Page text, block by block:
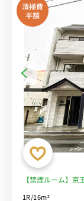
清掃費
半額
【禁煙ルーム】
1R/16m²